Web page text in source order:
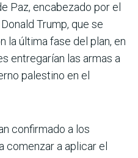
Paz, encabezado por el
Trump, que se
la última fase del plan, en
entregarían las armas a
palestino en el
confirmado a los
comenzar a aplicar el